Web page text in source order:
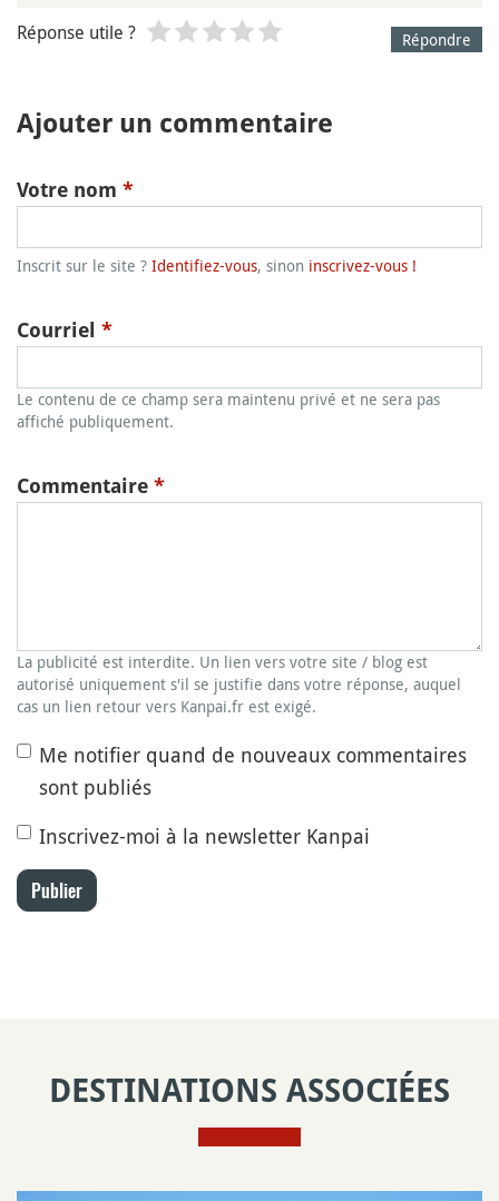
Répondre
Réponse utile ?
Ajouter un commentaire
Votre nom *
Inscrit sur le site ? Identifiez-vous, sinon inscrivez-vous !
Courriel *
Le contenu de ce champ sera maintenu privé et ne sera pas
affiché publiquement.
Commentaire *
La publicité est interdite. Un lien vers votre site / blog est
autorisé uniquement s'il se justifie dans votre réponse, auquel
cas un lien retour vers Kanpai.fr est exigé.
Me notifier quand de nouveaux commentaires
sont publiés
Inscrivez-moi à la newsletter Kanpai
Publier
DESTINATIONS ASSOCIÉES